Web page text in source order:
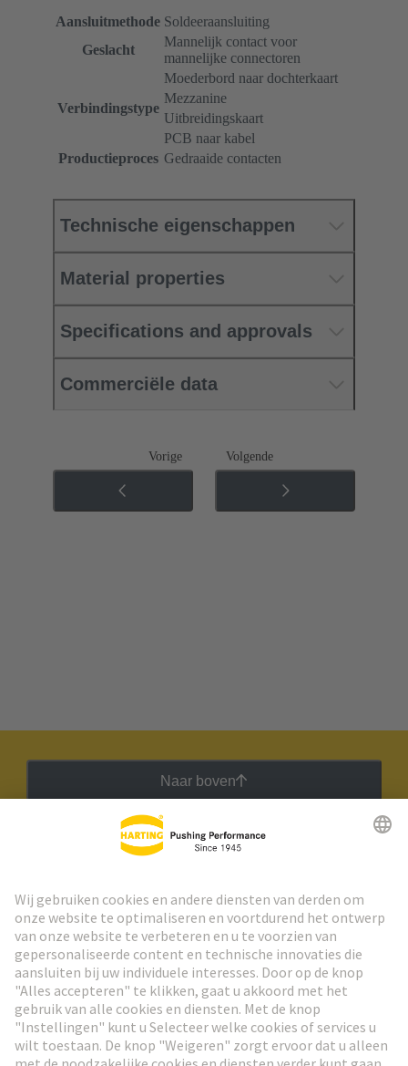
Aansluitmethode Soldeeraansluiting
Geslacht
Mannelijk contact voor
mannelijke connectoren
Verbindingstype
Moederbord naar dochterkaart
Mezzanine
Uitbreidingskaart
PCB naar kabel
Productieproces Gedraaide contacten
Technische eigenschappen
Material properties
Specifications and approvals
Commerciële data
Vorige Volgende
Naar boven
Ga naar registratie
Social Media